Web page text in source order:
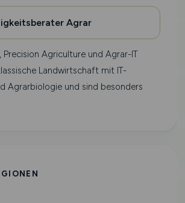
Agrar
Precision Agriculture und Agrar-IT
Landwirtschaft mit IT-
Agrarbiologie und sind besonders